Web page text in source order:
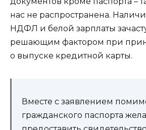
нас не распространена.
НДФЛ и белой зарплаты
решающим фактором при
о выпуске кредитной карты.
Вместе с заявлением
гражданского паспорта